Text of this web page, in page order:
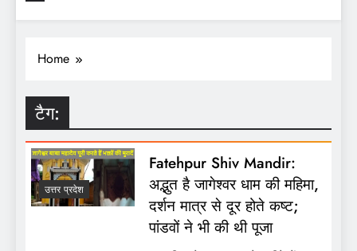
Home
टैग:
उत्तर प्रदेश
Fatehpur Shiv Mandir:
अद्भुत है जागेश्वर धाम की महिमा,
दर्शन मात्र से दूर होते कष्ट;
पांडवों ने भी की थी पूजा